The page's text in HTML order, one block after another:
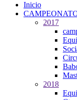
Inicio
2017
2018